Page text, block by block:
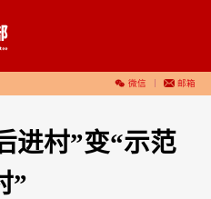
微信 邮箱
进村”变“示范
”